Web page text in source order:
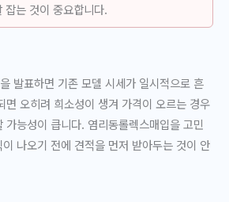
잡는 것이 중요합니다.
발표하면 기존 모델 시세가 일시적으로 흔
면 오히려 희소성이 생겨 가격이 오르는 경우
가능성이 큽니다. 염리동롤렉스매입을 고민
나오기 전에 견적을 먼저 받아두는 것이 안